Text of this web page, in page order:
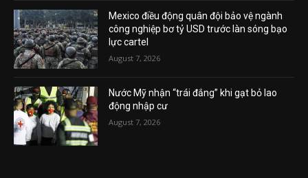
Mexico điều động quân đội bảo vệ ngành
công nghiệp bơ tỷ USD trước làn sóng bạo
lực cartel
August 7, 2026
Nước Mỹ nhận “trái đắng” khi gạt bỏ lao
động nhập cư
August 7, 2026